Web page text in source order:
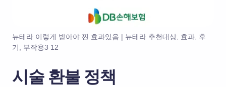
뉴테라 이렇게 받아야 찐 효과있음 | 뉴테라 추천대상, 효과, 후
기, 부작용3 12
시술 환불 정책